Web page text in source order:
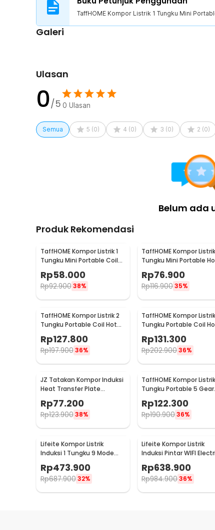
1 x TaffHOME Kompor Listrik 1 Tungku Mini
1 x Panduan Penggunaan
TaffHOME Kompor Listrik 1 Tungku Mini
Galeri
Ulasan
0/5 0 Ulasan
Semua 5 (0) 4 (0) 3 (0) 2 (0)
Belum ada
Produk Rekomendasi
TaffHOME Kompor Listrik 1
Tungku Mini Portable Coil
Hot Plate 500W - C1-1000-
03
Rp58.000
Rp92.900 38%
TaffHOME Kompor Listrik
Tungku Mini Portable
Plate 500W - H1-500-10
Rp76.900
Rp116.90035%
TaffHOME Kompor Listrik 2
Tungku Portable Coil Hot
Plate 2000W - SHP-5703
Rp127.800
Rp197.900 36%
TaffHOME Kompor
Tungku Portable Coil
Plate 2000W - C2-
Rp131.300
Rp202.90036%
JZ Tatakan Kompor Induksi
Heat Transfer Plate
J-20
Rp77.200
Rp123.900 38%
TaffHOME Kompor
Tungku Portable 5 Gear
Coil Hot Plate 2000W -
2000-20
Rp122.300
Rp190.90036%
Lifeite Kompor Listrik
Induksi 1 Tungku 9 Mode
Electric Stove 2100W - LFT-
010
Rp473.900
Rp687.900 32%
Lifeite Kompor Listrik
Induksi Pintar WIFI
Stove 2100W - LFT-011
Rp638.900
Rp984.90036%